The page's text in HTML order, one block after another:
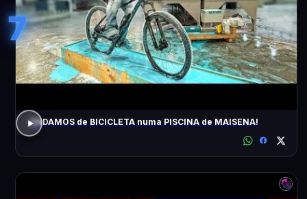
7
ANDAMOS de BICICLETA numa PISCINA de MAISENA!